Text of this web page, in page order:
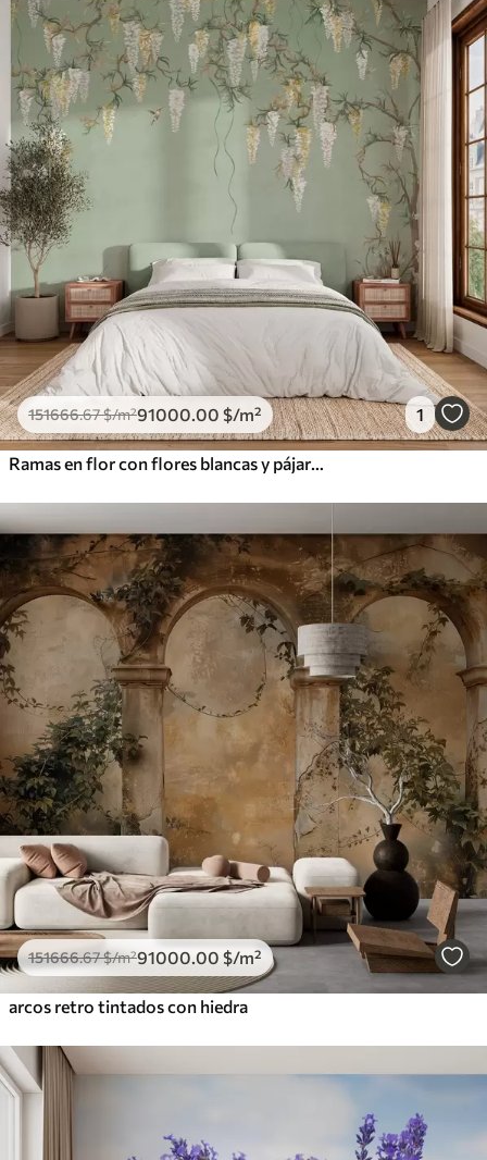
151666.67$/m²91000 .00 $/m² 1
151666.67$/m²91000.00 $/m²
arcos retro tintados con hiedra